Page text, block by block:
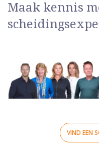
Maak kennis
VIND EEN